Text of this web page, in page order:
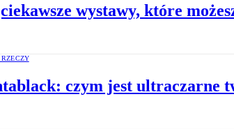
wystawy, które
RZECZY
czym jest ultraczarne